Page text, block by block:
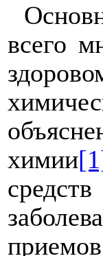
всего
химии